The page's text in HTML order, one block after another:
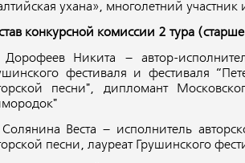
ухана», многолетний
конкурсной комиссии 2 тура
Никита – автор-
фестиваля и фестиваля
песни", дипломант
Веста – исполнитель
песни, лауреат Грушинского